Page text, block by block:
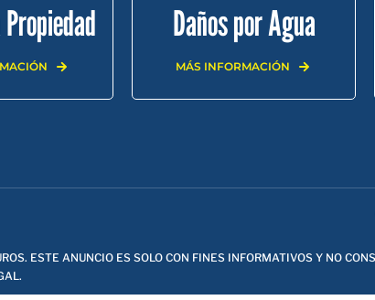
Daños por Agua
MÁS INFORMACIÓN
CONTACTO